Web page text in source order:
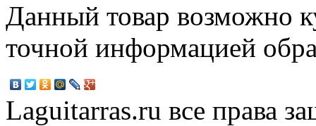
Данный товар возможно
точной информацией
Laguitarras.ru все права